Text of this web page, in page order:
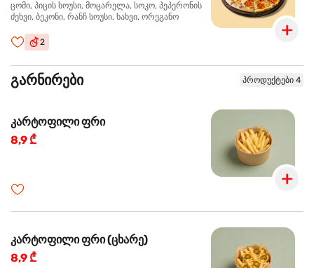
ცომი, პიცის სოუსი, მოცარელა, სოკო, პეპერონის
ძეხვი, ბეკონი, რანჩ სოუსი, ხახვი, ორეგანო
2
გარნირები პროდუქტები 4
კარტოფილი ფრი
8,9 ₾
კარტოფილი ფრი (ცხარე)
8,9 ₾